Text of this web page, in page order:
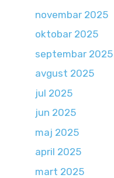
novembar 2025
oktobar 2025
septembar 2025
avgust 2025
jul 2025
jun 2025
maj 2025
april 2025
mart 2025